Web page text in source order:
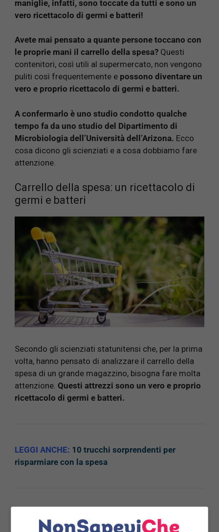
maniglie, infatti, sono toccate da tutti e sono un
vero ricettacolo di germi e batteri!
Avete mai pensato a quante persone toccano con
le proprie mani il carrello della spesa? Questi
contenitori, così utili al supermercato, non vengono
puliti così frequentemente e possono diventare un
vero e proprio ricettacolo di germi e batteri.
A confermarlo è uno studio condotto qualche
tempo fa da uno studio del Dipartimento di
Microbiologia dell’Università dell’Arizona. Ecco
cosa dicono gli scienziati e a cosa dobbiamo fare
attenzione.
Carrello della spesa: un ricettacolo di
germi e batteri
Secondo gli scienziati statunitensi che, per la prima
volta, hanno pensato di analizzare il carrello della
spesa di un grande magazzino, bisogna fare molta
attenzione. Questi attrezzi sono un vero e proprio
ricettacolo di germi e batteri.
LEGGI ANCHE: 10 trucchi sorprendenti per
risparmiare con la spesa
particolare, di Escherichia coli:il rischio è quello di